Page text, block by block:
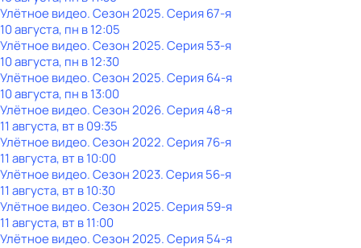
Улётное видео. Сезон 2025. Серия 67-я
10 августа, пн в 12:05
Улётное видео. Сезон 2025. Серия 53-я
10 августа, пн в 12:30
Улётное видео. Сезон 2025. Серия 64-я
10 августа, пн в 13:00
Улётное видео. Сезон 2026. Серия 48-я
11 августа, вт в 09:35
Улётное видео. Сезон 2022. Серия 76-я
11 августа, вт в 10:00
Улётное видео. Сезон 2023. Серия 56-я
11 августа, вт в 10:30
Улётное видео. Сезон 2025. Серия 59-я
11 августа, вт в 11:00
Улётное видео. Сезон 2025. Серия 54-я